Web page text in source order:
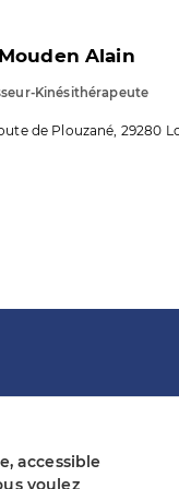
Alain
Kinésithérapeute
de Plouzané, 29280
accessible